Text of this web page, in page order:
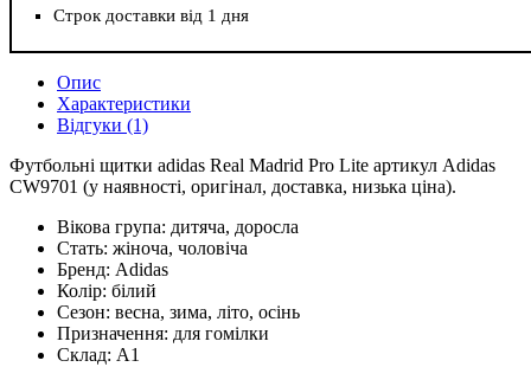
Строк доставки від 1 дня
Опис
Характеристики
Відгуки (1)
Футбольні щитки adidas Real Madrid Pro Lite артикул Adidas
CW9701 (у наявності, оригінал, доставка, низька ціна).
Вікова група: дитяча, доросла
Стать: жіноча, чоловіча
Бренд: Adidas
Колір: білий
Сезон: весна, зима, літо, осінь
Призначення: для гомілки
Склад: А1